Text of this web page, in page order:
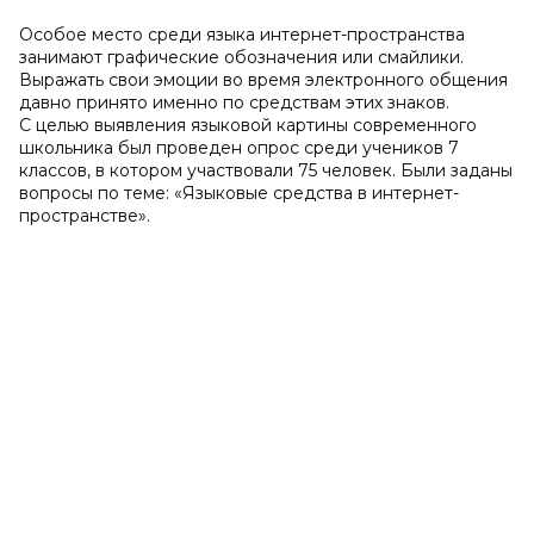
Особое место среди языка интернет-пространства
занимают графические обозначения или смайлики.
Выражать свои эмоции во время электронного общения
давно принято именно по средствам этих знаков.
С целью выявления языковой картины современного
школьника был проведен опрос среди учеников 7
классов, в котором участвовали 75 человек. Были заданы
вопросы по теме: «Языковые средства в интернет-
пространстве».